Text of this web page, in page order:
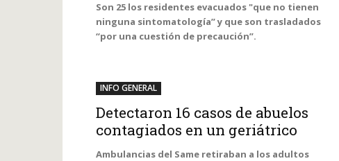
Son 25 los residentes evacuados "que no tienen
ninguna sintomatología” y que son trasladados
“por una cuestión de precaución”.
INFO GENERAL
Detectaron 16 casos de abuelos
contagiados en un geriátrico
Ambulancias del Same retiraban a los adultos